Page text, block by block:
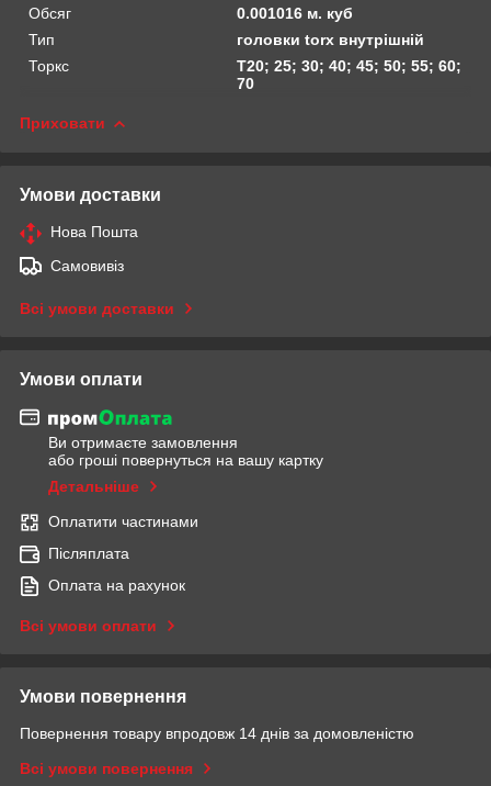
Обсяг
0.001016 м. куб
Тип
головки torx внутрішній
Торкс
Т20; 25; 30; 40; 45; 50; 55; 60;
70
Приховати
Умови доставки
Нова Пошта
Самовивіз
Всі умови доставки
Умови оплати
Ви отримаєте замовлення
або гроші повернуться на вашу картку
Детальніше
Оплатити частинами
Післяплата
Оплата на рахунок
Всі умови оплати
Умови повернення
Повернення товару впродовж 14 днів за домовленістю
Всі умови повернення